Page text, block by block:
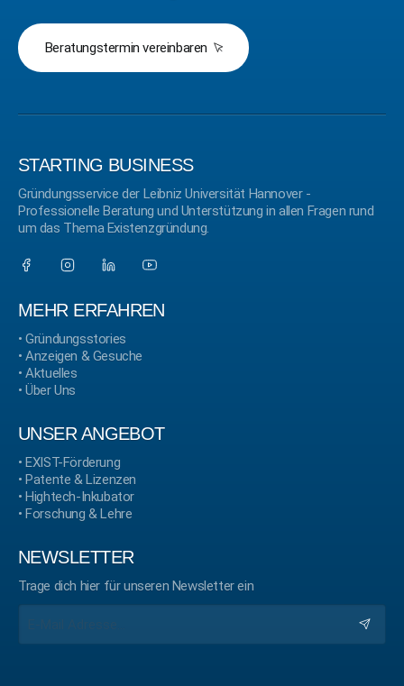
Beratungstermin vereinbaren
STARTING BUSINESS
Gründungsservice der Leibniz Universität Hannover -
Professionelle Beratung und Unterstützung in allen Fragen rund
um das Thema Existenzgründung.
MEHR ERFAHREN
•Gründungsstories
•Anzeigen & Gesuche
•Aktuelles
•Über Uns
UNSER ANGEBOT
•EXIST-Förderung
•Patente & Lizenzen
•Hightech-Inkubator
•Forschung & Lehre
NEWSLETTER
Trage dich hier für unseren Newsletter ein